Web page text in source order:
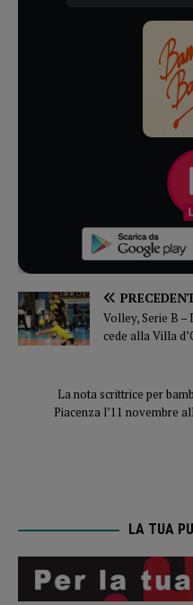
Volley, Serie B
cede alla Villa
La nota scrittrice per
Piacenza l’11 novembre
LA TUA